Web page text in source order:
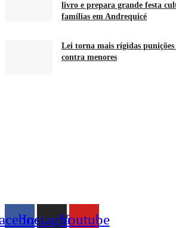
livro e prepara grande festa
famílias em Andrequicé
Lei torna mais rígidas
contra menores
InstagramYoutube